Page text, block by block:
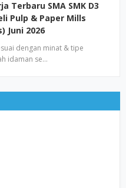
Terbaru SMA SMK D3
Pulp & Paper Mills
Juni 2026
dengan minat & tipe
idaman se…